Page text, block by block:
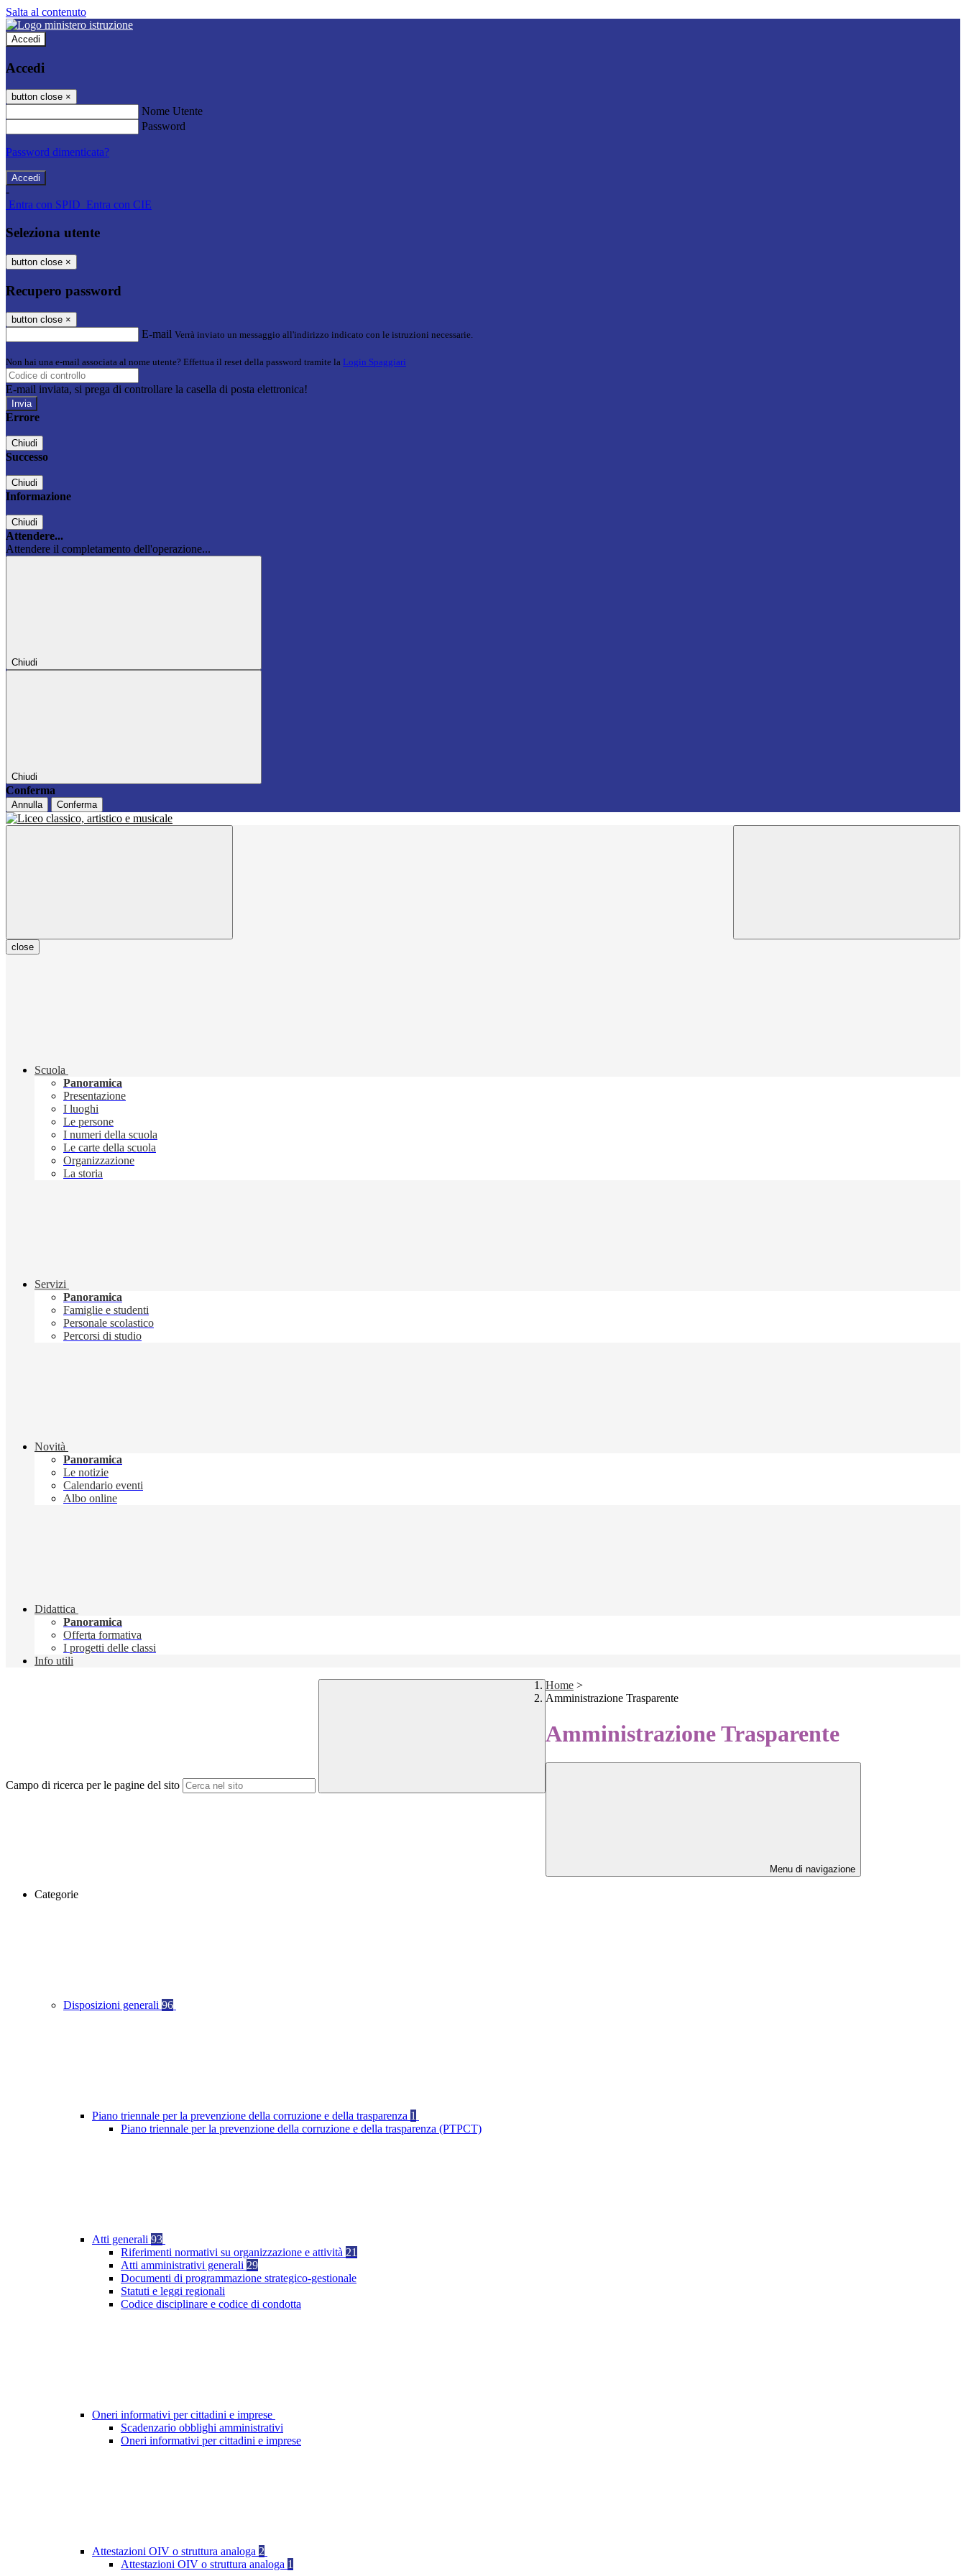
Salta al contenuto
Accedi
Accedi
button close ×
Nome Utente
Password
Password dimenticata?
-
Entra con SPID Entra con CIE
Seleziona utente
button close ×
Recupero password
button close ×
E-mail Verrà inviato un messaggio all'indirizzo indicato con le istruzioni necessarie.
Non hai una e-mail associata al nome utente? Effettua il reset della password tramite la Login Spaggiari
E-mail inviata, si prega di controllare la casella di posta elettronica!
Errore
Chiudi
Successo
Chiudi
Informazione
Chiudi
Attendere...
Attendere il completamento dell'operazione...
Chiudi
Chiudi
Conferma
Annulla Conferma
close
Scuola
Panoramica
Presentazione
I luoghi
Le persone
I numeri della scuola
Le carte della scuola
Organizzazione
La storia
Servizi
Panoramica
Famiglie e studenti
Personale scolastico
Percorsi di studio
Novità
Panoramica
Le notizie
Calendario eventi
Albo online
Didattica
Panoramica
Offerta formativa
I progetti delle classi
Info utili
Campo di ricerca per le pagine del sito
Home >
Amministrazione Trasparente
Amministrazione Trasparente
Menu di navigazione
Categorie
Disposizioni generali 96
Piano triennale per la prevenzione della corruzione e della trasparenza 1
Piano triennale per la prevenzione della corruzione e della trasparenza (PTPCT)
Atti generali 93
Riferimenti normativi su organizzazione e attività 21
Atti amministrativi generali 29
Documenti di programmazione strategico-gestionale
Statuti e leggi regionali
Codice disciplinare e codice di condotta
Oneri informativi per cittadini e imprese
Scadenzario obblighi amministrativi
Oneri informativi per cittadini e imprese
Attestazioni OIV o struttura analoga 2
Attestazioni OIV o struttura analoga 1